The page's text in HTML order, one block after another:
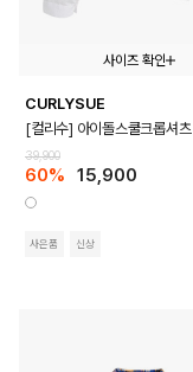
사이즈 확인
120130
CURLYSUE
[컬리수] 아이돌스쿨크롭셔츠
39,900
60% 15,900
사은품 신상